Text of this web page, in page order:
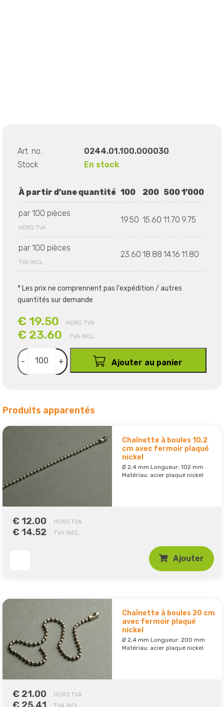
Art. no.
0244.01.100.000030
Stock
En stock
À partir d’une quantité 100 200 5001’000
par 100 pièces
HORS TVA
19.50 15.60 11.70 9.75
par 100 pièces
TVA INCL.
23.60 18.88 14.16 11.80
* Les prix ne comprennent pas l'expédition / autres
quantités sur demande
€ 19.50 HORS TVA
€ 23.60 TVA INCL.
- + Ajouter au panier
Produits apparentés
Chaînette à boules 10,2
cm avec fermoir plaqué
nickel
Ø 2,4 mm Longueur: 102 mm
Matériau: acier plaqué nickel
€ 12.00 HORS TVA
€ 14.52 TVA INCL.
Ajouter
Chaînette à boules 20 cm
avec fermoir plaqué
nickel
Ø 2,4 mm Longueur: 200 mm
Matériau: acier plaqué nickel
€ 21.00 HORS TVA